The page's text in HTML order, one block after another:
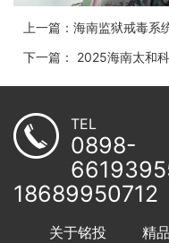
下一篇： 2025海南太和
TEL
0898-
18689950712
关于铭投 精